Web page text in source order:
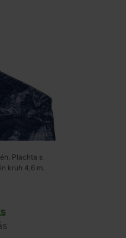
Plachta s
kruh 4,6 m.